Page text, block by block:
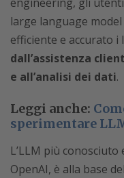
large language
efficiente e accurato i
dall’assistenza
e all’analisi dei dati.
Leggi anche:
sperimentare
L’LLM più
OpenAI, è alla base